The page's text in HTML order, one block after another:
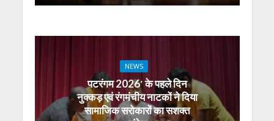
NEWS
पटरंगम 2026′ के पहले दिन
नुक्कड़ एवं रंगमंचीय नाटकों ने दिया
सामाजिक सरोकारों का सशक्त